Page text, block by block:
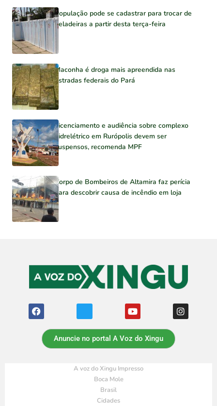
População pode se cadastrar para trocar de
geladeiras a partir desta terça-feira
Maconha é droga mais apreendida nas
estradas federais do Pará
Licenciamento e audiência sobre complexo
hidrelétrico em Rurópolis devem ser
suspensos, recomenda MPF
Corpo de Bombeiros de Altamira faz perícia
para descobrir causa de incêndio em loja
Anuncie no portal A Voz do Xingu
A voz do Xingu Impresso
Boca Mole
Brasil
Cidades